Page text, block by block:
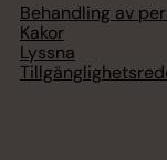
Behandling av
Kakor
Lyssna